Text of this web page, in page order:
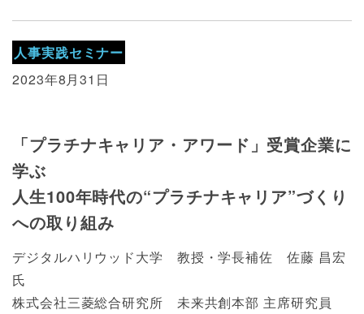
人事実践セミナー
2023年8月31日
「プラチナキャリア・アワード」受賞企業に
学ぶ
人生100年時代の“プラチナキャリア”づくり
への取り組み
デジタルハリウッド大学 教授・学長補佐 佐藤 昌宏
氏
株式会社三菱総合研究所 未来共創本部 主席研究員